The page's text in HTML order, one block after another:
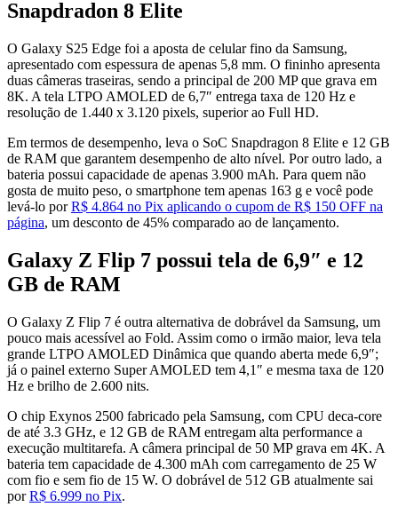
Snapdradon 8 Elite
O Galaxy S25 Edge foi a aposta de celular fino da Samsung,
apresentado com espessura de apenas 5,8 mm. O fininho apresenta
duas câmeras traseiras, sendo a principal de 200 MP que grava em
8K. A tela LTPO AMOLED de 6,7″ entrega taxa de 120 Hz e
resolução de 1.440 x 3.120 pixels, superior ao Full HD.
Em termos de desempenho, leva o SoC Snapdragon 8 Elite e 12 GB
de RAM que garantem desempenho de alto nível. Por outro lado, a
bateria possui capacidade de apenas 3.900 mAh. Para quem não
gosta de muito peso, o smartphone tem apenas 163 g e você pode
levá-lo porR$ 4.864 no Pix aplicando o cupom de R$ 150 OFF na
página, um desconto de 45% comparado ao de lançamento.
Galaxy Z Flip 7 possui tela de 6,9″ e 12
GB de RAM
O Galaxy Z Flip 7 é outra alternativa de dobrável da Samsung, um
pouco mais acessível ao Fold. Assim como o irmão maior, leva tela
grande LTPO AMOLED Dinâmica que quando aberta mede 6,9″;
já o painel externo Super AMOLED tem 4,1″ e mesma taxa de 120
Hz e brilho de 2.600 nits.
O chip Exynos 2500 fabricado pela Samsung, com CPU deca-core
de até 3.3 GHz, e 12 GB de RAM entregam alta performance a
execução multitarefa. A câmera principal de 50 MP grava em 4K. A
bateria tem capacidade de 4.300 mAh com carregamento de 25 W
com fio e sem fio de 15 W. O dobrável de 512 GB atualmente sai
porR$ 6.999 no Pix.